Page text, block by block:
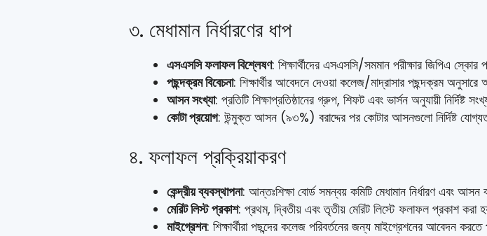
৩. মেধামান নির্ধারণের ধাপ
এসএসসি ফলাফল বিশ্লেষণ: শিক্ষার্থীদের এসএসসি/সমমান পরীক্ষার জিপিএ স্কোর
পছন্দক্রম বিবেচনা: শিক্ষার্থীর আবেদনে দেওয়া কলেজ/মাদ্রাসার পছন্দক্রম
আসন সংখ্যা: প্রতিটি শিক্ষাপ্রতিষ্ঠানের গ্রুপ, শিফট এবং ভার্সন অনুযায়ী
কোটা প্রয়োগ: উন্মুক্ত আসন (৯৩%) বরাদ্দের পর কোটার আসনগুলো নির্দিষ্ট
৪. ফলাফল প্রক্রিয়াকরণ
কেন্দ্রীয় ব্যবস্থাপনা: আন্তঃশিক্ষা বোর্ড সমন্বয় কমিটি মেধামান নির্ধারণ এবং আসন
মেরিট লিস্ট প্রকাশ: প্রথম, দ্বিতীয় এবং তৃতীয় মেরিট লিস্টে ফলাফল প্রকাশ করা
মাইগ্রেশন: শিক্ষার্থীরা পছন্দের কলেজ পরিবর্তনের জন্য মাইগ্রেশনের আবেদন